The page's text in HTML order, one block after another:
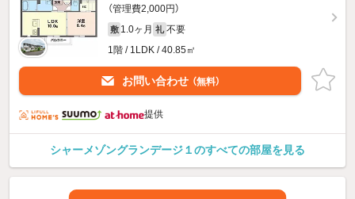
（管理費2,000円）
敷 1.0ヶ月 礼 不要
1階 / 1LDK / 40.85㎡
お問い合わせ （無料）
提供
シャーメゾングランデージ１のすべての部屋を見る